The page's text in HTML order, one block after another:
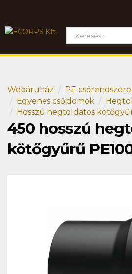
Webáruház
PE
Egyenes csőidomok
Hosszú hegtoldatos
450 hosszú
kötőgyűrű PE100